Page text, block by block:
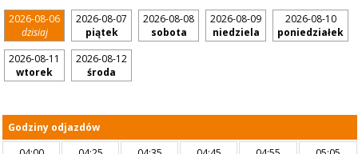
2026-08-06
dzisiaj
2026-08-07
piątek
2026-08-08
sobota
2026-08-09
niedziela
2026-08-10
poniedziałek
2026-08-11
wtorek
2026-08-12
środa
Godziny odjazdów